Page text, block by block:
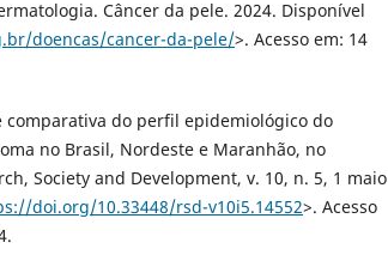
Câncer da pele. 2024. Disponível
doencas/cancer-da-pele/>. Acesso em: 14
comparativa do perfil epidemiológico do
no Brasil, Nordeste e Maranhão, no
Society and Development, v. 10, n. 5, 1 maio
doi.org/10.33448/rsd-v10i5.14552>. Acesso